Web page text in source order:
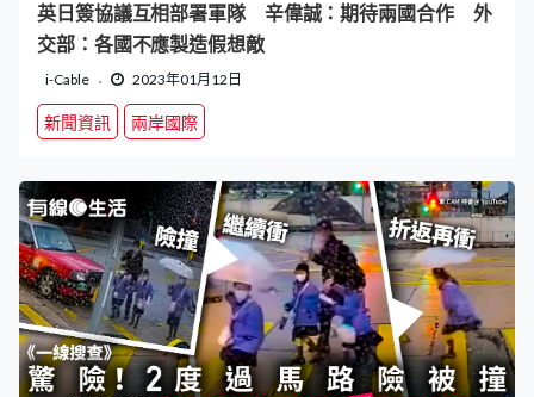
英日簽協議互相部署軍隊 辛偉誠：期待兩國合作 外
交部：各國不應製造假想敵
i-Cable 2023年01月12日
新聞資訊 兩岸國際